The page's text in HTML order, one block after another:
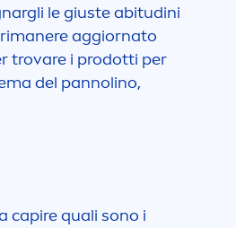
le giuste abitudini
aggiornato
trovare i prodotti per
del pannolino,
capire quali sono i